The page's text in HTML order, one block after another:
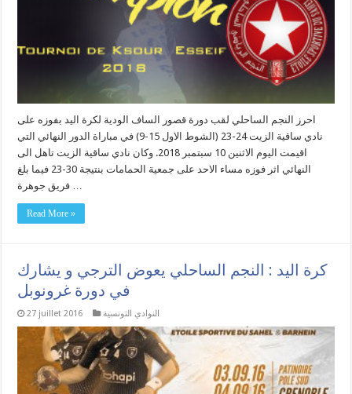
احرز النجم الساحلي لقب دورة قصور الساف الودية لكرة اليد بفوزه على
نادي ساقية الزيت 24-23 (الشوط الاول 15-9) في مباراة الدور النهائي التي
اقيمت اليوم الاثنين 10 سبتمبر 2018. وكان نادي ساقية الزيت تاهل الى
النهائي اثر فوزه مساء الاحد على جمعية الحمامات بنتيجة 30-23 فيما بلغ
Read More »
كرة اليد : النجم الساحلي يعوض الترجي و يشارك
في دورة غرونوبل
27 juillet 2016 النوادي التونسية